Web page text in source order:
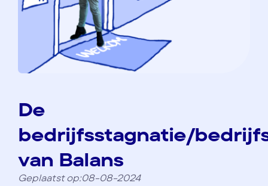
De
bedrijfsstagnatie/
van Balans
Geplaatst op:08-08-2024